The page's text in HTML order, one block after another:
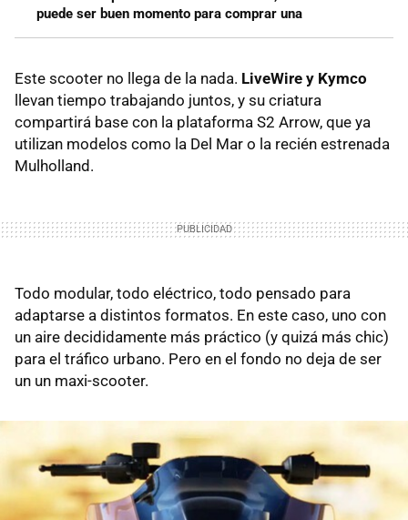
puede ser buen momento para comprar una
Este scooter no llega de la nada. LiveWire y Kymco
llevan tiempo trabajando juntos, y su criatura
compartirá base con la plataforma S2 Arrow, que ya
utilizan modelos como la Del Mar o la recién estrenada
Mulholland.
Todo modular, todo eléctrico, todo pensado para
adaptarse a distintos formatos. En este caso, uno con
un aire decididamente más práctico (y quizá más chic)
para el tráfico urbano. Pero en el fondo no deja de ser
un un maxi-scooter.